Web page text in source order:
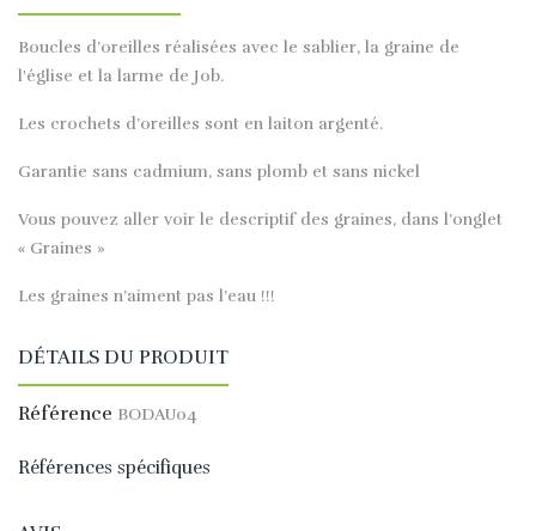
Boucles d’oreilles réalisées avec le sablier, la graine de
l'église et la larme de Job.
Les crochets d’oreilles sont en laiton argenté.
Garantie sans cadmium, sans plomb et sans nickel
Vous pouvez aller voir le descriptif des graines, dans l’onglet
« Graines »
Les graines n’aiment pas l’eau !!!
DÉTAILS DU PRODUIT
Référence BODAU04
Références spécifiques